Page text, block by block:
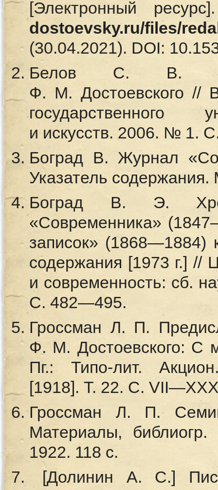
[Электронный
dostoevsky.ru/files/
(30.04.2021). DOI:
Белов С. В.
Ф. М. Достоевского //
государственного
и искусств. 2006. № 1.
Боград В. Журнал
Указатель
Боград В. Э.
«Современника»
записок» (1868—1884)
содержания [1973 г.] //
и современность: сб.
С. 482—495.
Гроссман Л. П.
Ф. М. Достоевского: С
Пг.: Типо-лит.
[1918]. Т. 22. С.
Гроссман Л. П.
Материалы,
1922. 118 с.
[Долинин А. С.]